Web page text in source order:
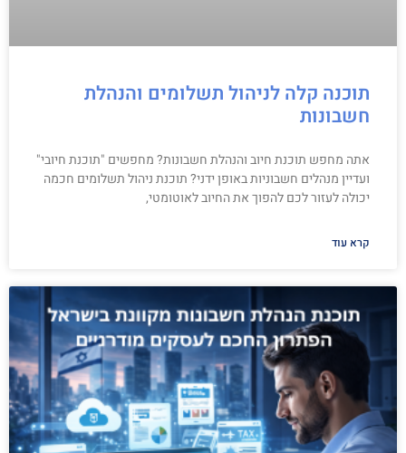
תוכנה קלה לניהול תשלומים והנהלת
חשבונות
אתה מחפש תוכנת חיוב והנהלת חשבונות? מחפשים "תוכנת חיובי"
ועדיין מנהלים חשבוניות באופן ידני? תוכנת ניהול תשלומים חכמה
יכולה לעזור לכם להפוך את החיוב לאוטומטי,
קרא עוד